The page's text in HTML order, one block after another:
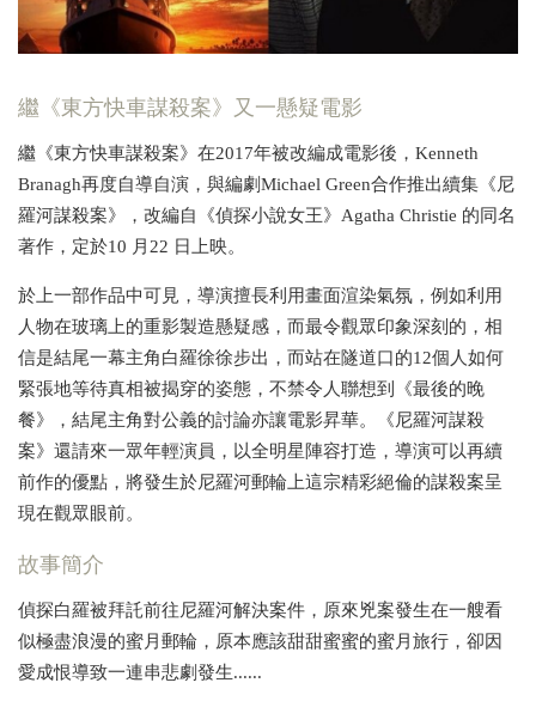
繼《東方快車謀殺案》又一懸疑電影
繼《東方快車謀殺案》在2017年被改編成電影後，Kenneth
Branagh再度自導自演，與編劇Michael Green合作推出續集《尼
羅河謀殺案》，改編自《偵探小說女王》Agatha Christie 的同名
著作，定於10 月22 日上映。
於上一部作品中可見，導演擅長利用畫面渲染氣氛，例如利用
人物在玻璃上的重影製造懸疑感，而最令觀眾印象深刻的，相
信是結尾一幕主角白羅徐徐步出，而站在隧道口的12個人如何
緊張地等待真相被揭穿的姿態，不禁令人聯想到《最後的晚
餐》，結尾主角對公義的討論亦讓電影昇華。《尼羅河謀殺
案》還請來一眾年輕演員，以全明星陣容打造，導演可以再續
前作的優點，將發生於尼羅河郵輪上這宗精彩絕倫的謀殺案呈
現在觀眾眼前。
故事簡介
偵探白羅被拜託前往尼羅河解決案件，原來兇案發生在一艘看
似極盡浪漫的蜜月郵輪，原本應該甜甜蜜蜜的蜜月旅行，卻因
愛成恨導致一連串悲劇發生......